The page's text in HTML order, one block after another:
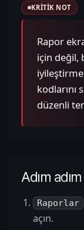
KRITIK NOT
Rapor
için değil,
kodlarını
düzenli
Adım
Raporlar
açın.